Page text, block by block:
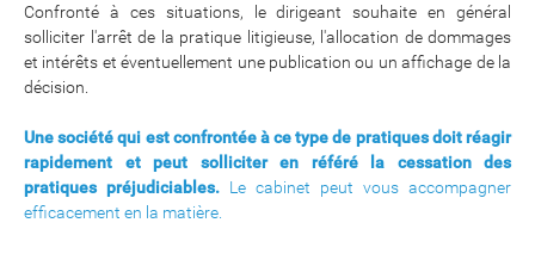
Confronté à ces situations, le dirigeant souhaite en général
solliciter l'arrêt de la pratique litigieuse, l'allocation de dommages
et intérêts et éventuellement une publication ou un affichage de la
décision.
Une société qui est confrontée à ce type de pratiques doit réagir
rapidement et peut solliciter en référé la cessation des
pratiques préjudiciables. Le cabinet peut vous accompagner
efficacement en la matière.